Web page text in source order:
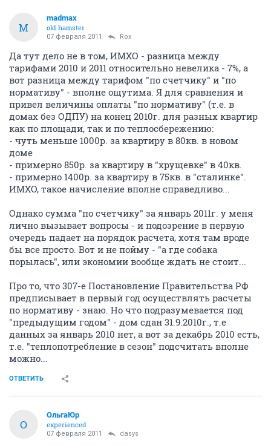
M
madmax
old hamster
07 февраля 2011 Rox
Да тут дело не в том, ИМХО - разница между
тарифами 2010 и 2011 относительно невелика - 7%, а
вот разница между тарифом "по счетчику" и "по
нормативу" - вполне ощутима. Я для сравнения и
привел величины оплаты "по нормативу" (т.е. в
домах без ОДПУ) на конец 2010г. для разных квартир
как по площади, так и по теплосбережению:
- чуть меньше 1000р. за квартиру в 80кв. в новом
доме
- примерно 850р. за квартиру в "хрущевке" в 40кв.
- примерно 1400р. за квартиру в 75кв. в "сталинке".
ИМХО, такое начисление вполне справедливо...
Однако сумма "по счетчику" за январь 2011г. у меня
лично вызывает вопросы - и подозрение в первую
очередь падает на порядок расчета, хотя там вроде
бы все просто. Вот и не пойму - "а где собака
порылась", или экономии вообще ждать не стоит...
Про то, что 307-е Постановление Правительства РФ
предписывает в первый год осуществлять расчеты
по нормативу - знаю. Но что подразумевается под
"предыдущим годом" - дом сдан 31.9.2010г., т.е
данных за январь 2010 нет, а вот за декабрь 2010 есть,
т.е. "теплопотребление в сезон" подсчитать вполне
можно...
ОТВЕТИТЬ
О
ОльгаЮр
experienced
07 февраля 2011 dasys